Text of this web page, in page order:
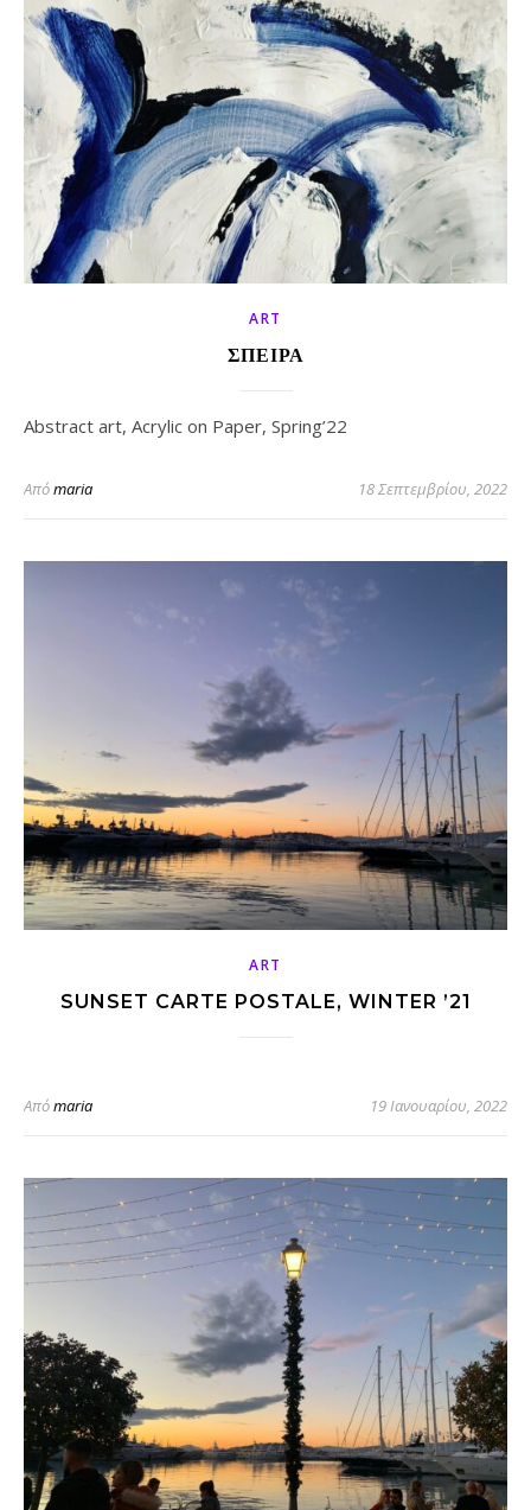
ART
ΣΠΕΙΡΑ
Abstract art, Acrylic on Paper, Spring’22
Απόmaria 18 Σεπτεμβρίου, 2022
ART
SUNSET CARTE POSTALE, WINTER ’21
Απόmaria 19 Ιανουαρίου, 2022